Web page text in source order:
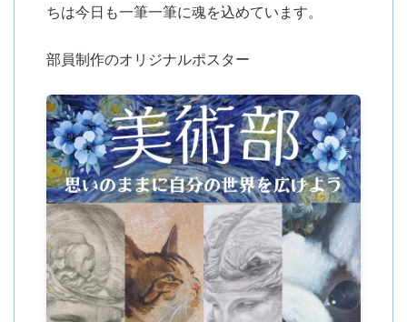
ちは今日も一筆一筆に魂を込めています。
部員制作のオリジナルポスター